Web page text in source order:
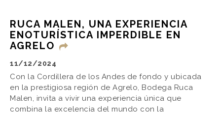
RUCA MALEN, UNA EXPERIENCIA
ENOTURÍSTICA IMPERDIBLE EN
AGRELO
11/12/2024
Con la Cordillera de los Andes de fondo y ubicada
en la prestigiosa región de Agrelo, Bodega Ruca
Malen, invita a vivir una experiencia única que
combina la excelencia del mundo con la